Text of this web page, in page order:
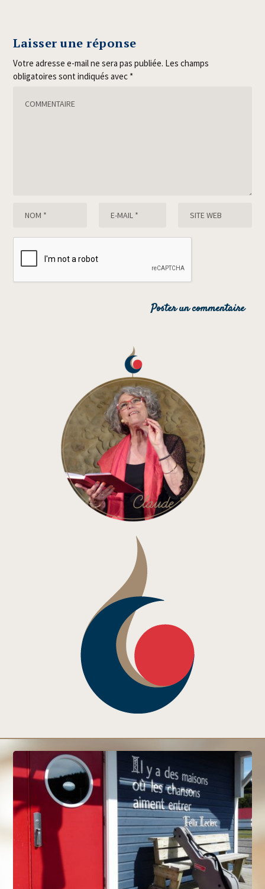
Laisser une réponse
Votre adresse e-mail ne sera pas publiée. Les champs
obligatoires sont indiqués avec *